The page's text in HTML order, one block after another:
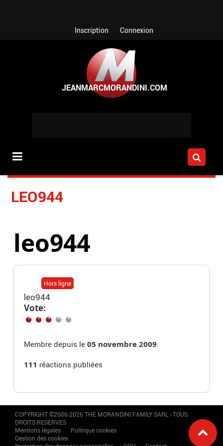
Inscription Connexion
LEO944
leo944
Hors ligne
leo944
Vote:
Membre depuis le05 novembre 2009
111 réactions publiées
COPYRIGHT ©2006-2026 THE MORANDINI FAMILY SARL - TOUS
DROITS RESERVES
Mentions légales
Politique cookies
Gestion des cookies